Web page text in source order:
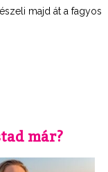
majd át a fagyos
már?